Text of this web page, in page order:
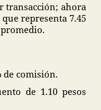
transacción; ahora
representa 7.45
de comisión.
de 1.10 pesos